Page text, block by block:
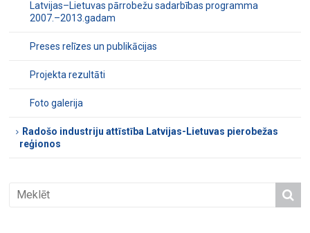
Latvijas–Lietuvas pārrobežu sadarbības programma
2007.–2013.gadam
Preses relīzes un publikācijas
Projekta rezultāti
Foto galerija
Radošo industriju attīstība Latvijas-Lietuvas pierobežas
reģionos